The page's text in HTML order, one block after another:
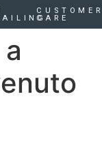
CARE